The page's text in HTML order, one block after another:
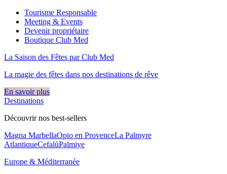
Tourisme Responsable
Meeting & Events
Devenir propriétaire
Boutique Club Med
La Saison des Fêtes par Club Med
La magie des fêtes dans nos destinations de rêve​
En savoir plus
Destinations
Découvrir nos best-sellers
Magna MarbellaOpio en ProvenceLa Palmyre
AtlantiqueCefalùPalmiye
Europe & Méditerranée